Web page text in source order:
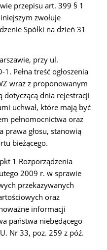
przepisu art. 399 § 1
zwołuje
Spółki na dzień 31
przy ul.
Pełna treść ogłoszenia
wraz z proponowanym
dnia rejestracji
uchwał, które mają być
pełnomocnictwa oraz
głosu, stanowią
bieżącego.
1 Rozporządzenia
2009 r. w sprawie
przekazywanych
oraz
informacji
państwa niebędącego
Nr 33, poz. 259 z póź.